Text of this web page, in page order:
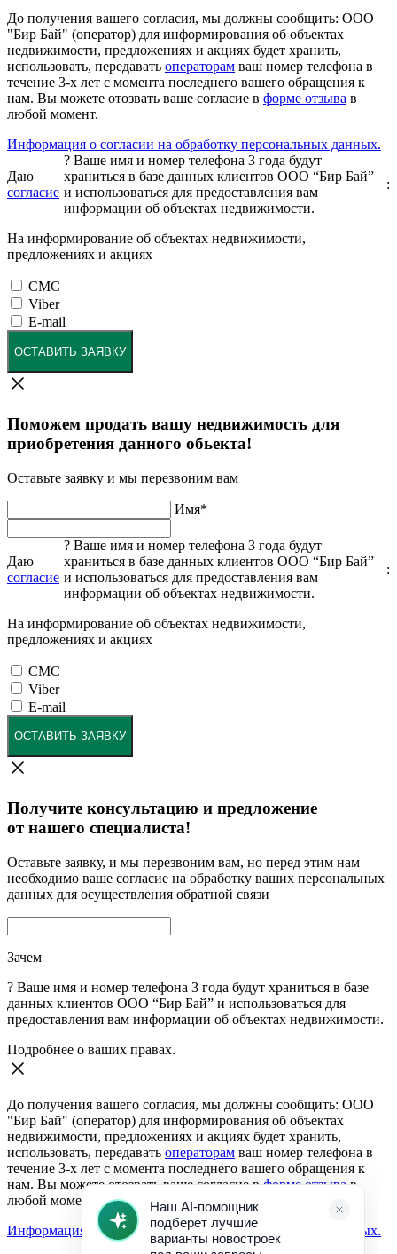
До получения вашего согласия, мы должны сообщить: ООО
"Бир Бай" (оператор) для информирования об объектах
недвижимости, предложениях и акциях будет хранить,
использовать, передавать операторам ваш номер телефона в
течение 3-х лет с момента последнего вашего обращения к
нам. Вы можете отозвать ваше согласие в форме отзыва в
любой момент.
Информация о согласии на обработку персональных данных.
Даю
согласие
? Ваше имя и номер телефона 3 года будут
храниться в базе данных клиентов ООО “Бир Бай”
и использоваться для предоставления вам
информации об объектах недвижимости.
:
На информирование об объектах недвижимости,
предложениях и акциях
СМС
Viber
E-mail
ОСТАВИТЬ ЗАЯВКУ
Поможем продать вашу недвижимость для
приобретения данного обьекта!
Оставьте заявку и мы перезвоним вам
Имя*
Даю
согласие
? Ваше имя и номер телефона 3 года будут
храниться в базе данных клиентов ООО “Бир Бай”
и использоваться для предоставления вам
информации об объектах недвижимости.
:
На информирование об объектах недвижимости,
предложениях и акциях
СМС
Viber
E-mail
ОСТАВИТЬ ЗАЯВКУ
Получите консультацию и предложение
от нашего специалиста!
Оставьте заявку, и мы перезвоним вам, но перед этим нам
необходимо ваше согласие на обработку ваших персональных
данных для осуществления обратной связи
Зачем
? Ваше имя и номер телефона 3 года будут храниться в базе
данных клиентов ООО “Бир Бай” и использоваться для
предоставления вам информации об объектах недвижимости.
Подробнее о ваших правах.
До получения вашего согласия, мы должны сообщить: ООО
"Бир Бай" (оператор) для информирования об объектах
недвижимости, предложениях и акциях будет хранить,
использовать, передавать операторам ваш номер телефона в
течение 3-х лет с момента последнего вашего обращения к
нам. Вы можете отозвать ваше согласие вформе отзывав
любой момент.
Информация о согласии на обработку персональных данных.